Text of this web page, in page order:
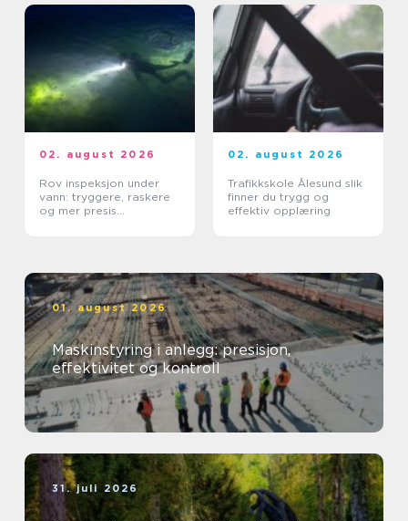
02. august 2026
Rov inspeksjon under
vann: tryggere, raskere
og mer presis
02. august 2026
Trafikkskole Ålesund slik
finner du trygg og
effektiv opplæring
01. august 2026
Maskinstyring i anlegg: presisjon,
effektivitet og kontroll
31. juli 2026